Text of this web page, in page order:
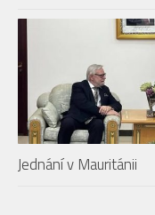
Jednání v Mauritánii